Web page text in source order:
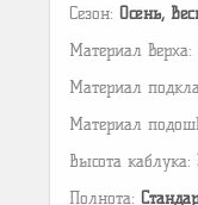
Сезон: Осень,
Материал верха:
Материал
Материал
Высота каблука:
Полнота: